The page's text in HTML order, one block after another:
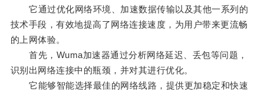
它通过优化网络环境、加速数据传输以及其他一系列的
技术手段，有效地提高了网络连接速度，为用户带来更流畅
的上网体验。
首先，Wuma加速器通过分析网络延迟、丢包等问题，
识别出网络连接中的瓶颈，并对其进行优化。
它能够智能选择最佳的网络线路，提供更加稳定和快速